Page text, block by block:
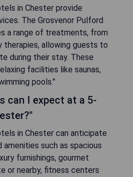
in Chester provide
The Grosvenor Pulford
a range of treatments, from
therapies, allowing guests to
during their stay. These
facilities like saunas,
pools."
can I expect at a 5-
in Chester can anticipate
such as spacious
furnishings, gourmet
or nearby, fitness centers